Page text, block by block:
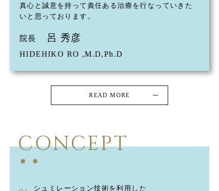
真心と誠意を持って責任ある治療を行なっていきた
いと思っております。
院長 呂 秀彦
HIDEHIKO RO ,M.D,Ph.D
READ MORE
CONCEPT
シュミレーション技術を利用した